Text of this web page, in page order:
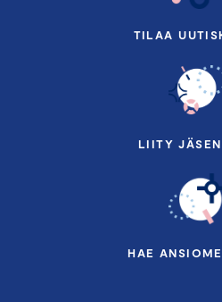
TILAA
LIITY
HAE